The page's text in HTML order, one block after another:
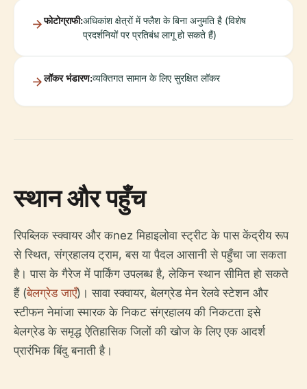
फोटोग्राफी:अधिकांश क्षेत्रों में फ्लैश के बिना अनुमति है (विशेष
प्रदर्शनियों पर प्रतिबंध लागू हो सकते हैं)
लॉकर भंडारण:व्यक्तिगत सामान के लिए सुरक्षित लॉकर
स्थान और पहुँच
रिपब्लिक स्क्वायर और कnez मिहाइलोवा स्ट्रीट के पास केंद्रीय रूप
से स्थित, संग्रहालय ट्राम, बस या पैदल आसानी से पहुँचा जा सकता
है। पास के गैरेज में पार्किंग उपलब्ध है, लेकिन स्थान सीमित हो सकते
हैं (बेलग्रेड जाएँ)। सावा स्क्वायर, बेलग्रेड मेन रेलवे स्टेशन और
स्टीफन नेमांजा स्मारक के निकट संग्रहालय की निकटता इसे
बेलग्रेड के समृद्ध ऐतिहासिक जिलों की खोज के लिए एक आदर्श
प्रारंभिक बिंदु बनाती है।